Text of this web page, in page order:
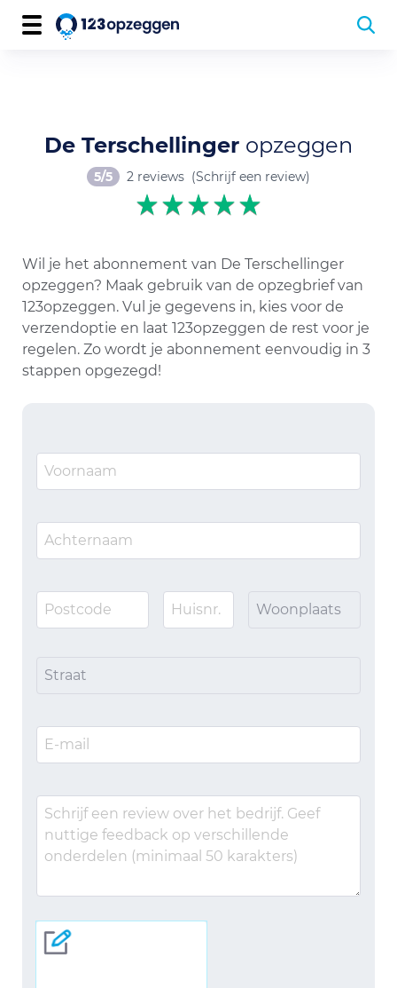
De Terschellinger opzeggen
5/5 2 reviews (Schrijf een review)
Wil je het abonnement van De Terschellinger
opzeggen? Maak gebruik van de opzegbrief van
123opzeggen. Vul je gegevens in, kies voor de
verzendoptie en laat 123opzeggen de rest voor je
regelen. Zo wordt je abonnement eenvoudig in 3
stappen opgezegd!
Woonplaats
Straat